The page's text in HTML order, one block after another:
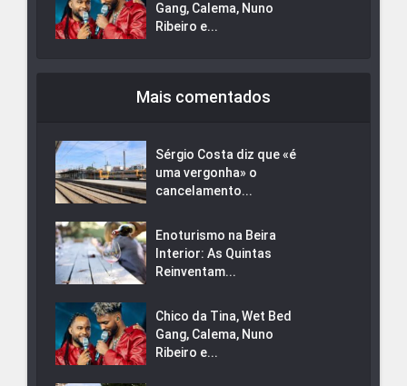
Gang, Calema, Nuno
Ribeiro e...
Mais comentados
Sérgio Costa diz que «é
uma vergonha» o
cancelamento...
Enoturismo na Beira
Interior: As Quintas
Reinventam...
Chico da Tina, Wet Bed
Gang, Calema, Nuno
Ribeiro e...